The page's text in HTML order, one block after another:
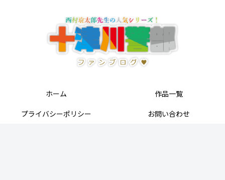
ホーム
作品一覧
プライバシーポリシー
お問い合わせ